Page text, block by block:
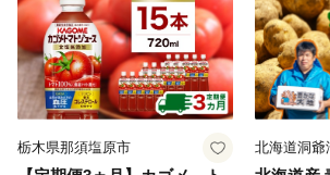
栃木県那須塩原市 北海道洞爺